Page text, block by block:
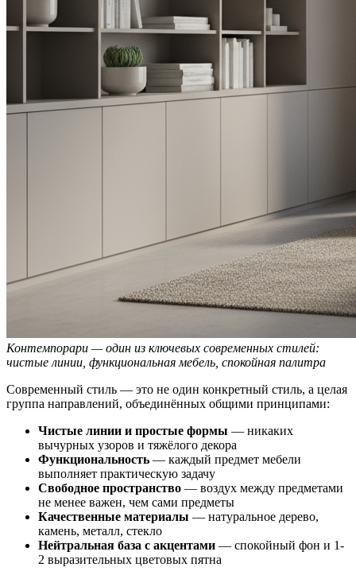
Контемпорари — один из ключевых современных стилей:
чистые линии, функциональная мебель, спокойная палитра
Современный стиль — это не один конкретный стиль, а целая
группа направлений, объединённых общими принципами:
Чистые линии и простые формы — никаких
вычурных узоров и тяжёлого декора
Функциональность — каждый предмет мебели
выполняет практическую задачу
Свободное пространство — воздух между предметами
не менее важен, чем сами предметы
Качественные материалы — натуральное дерево,
камень, металл, стекло
Нейтральная база с акцентами — спокойный фон и 1-
2 выразительных цветовых пятна